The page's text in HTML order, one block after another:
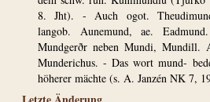
8. Jht). - Auch ogot.
langob. Aunemund, ae.
Mundgerðr neben Mundi, Mundill.
Munderichus. - Das wort mund-
höherer mächte (s. A. Janzén NK 7,